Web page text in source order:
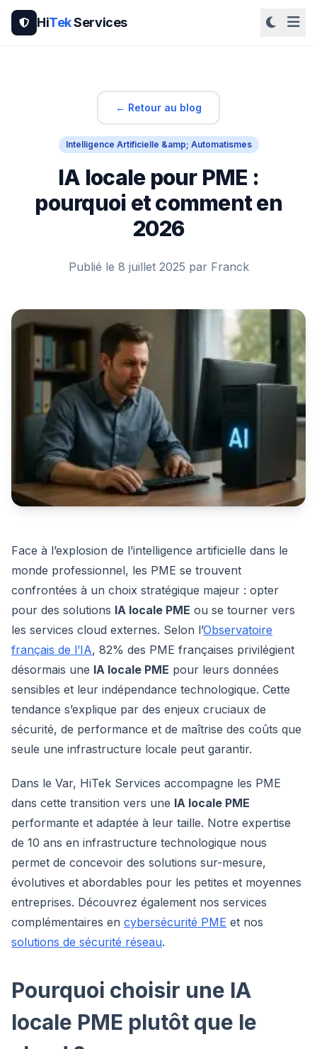
HiTekServices
← Retour au blog
Intelligence Artificielle &amp; Automatismes
IA locale pour PME :
pourquoi et comment en
2026
Publié le 8 juillet 2025 par Franck
Face à l’explosion de l’intelligence artificielle dans le
monde professionnel, les PME se trouvent
confrontées à un choix stratégique majeur : opter
pour des solutions IA locale PME ou se tourner vers
les services cloud externes. Selon l’Observatoire
français de l’IA, 82% des PME françaises privilégient
désormais une IA locale PME pour leurs données
sensibles et leur indépendance technologique. Cette
tendance s’explique par des enjeux cruciaux de
sécurité, de performance et de maîtrise des coûts que
seule une infrastructure locale peut garantir.
Dans le Var, HiTek Services accompagne les PME
dans cette transition vers une IA locale PME
performante et adaptée à leur taille. Notre expertise
de 10 ans en infrastructure technologique nous
permet de concevoir des solutions sur-mesure,
évolutives et abordables pour les petites et moyennes
entreprises. Découvrez également nos services
complémentaires en cybersécurité PME et nos
solutions de sécurité réseau.
Pourquoi choisir une IA
locale PME plutôt que le
Bonjour ! Je suis l'assistant de
Services. Comment puis-je vous aider ?